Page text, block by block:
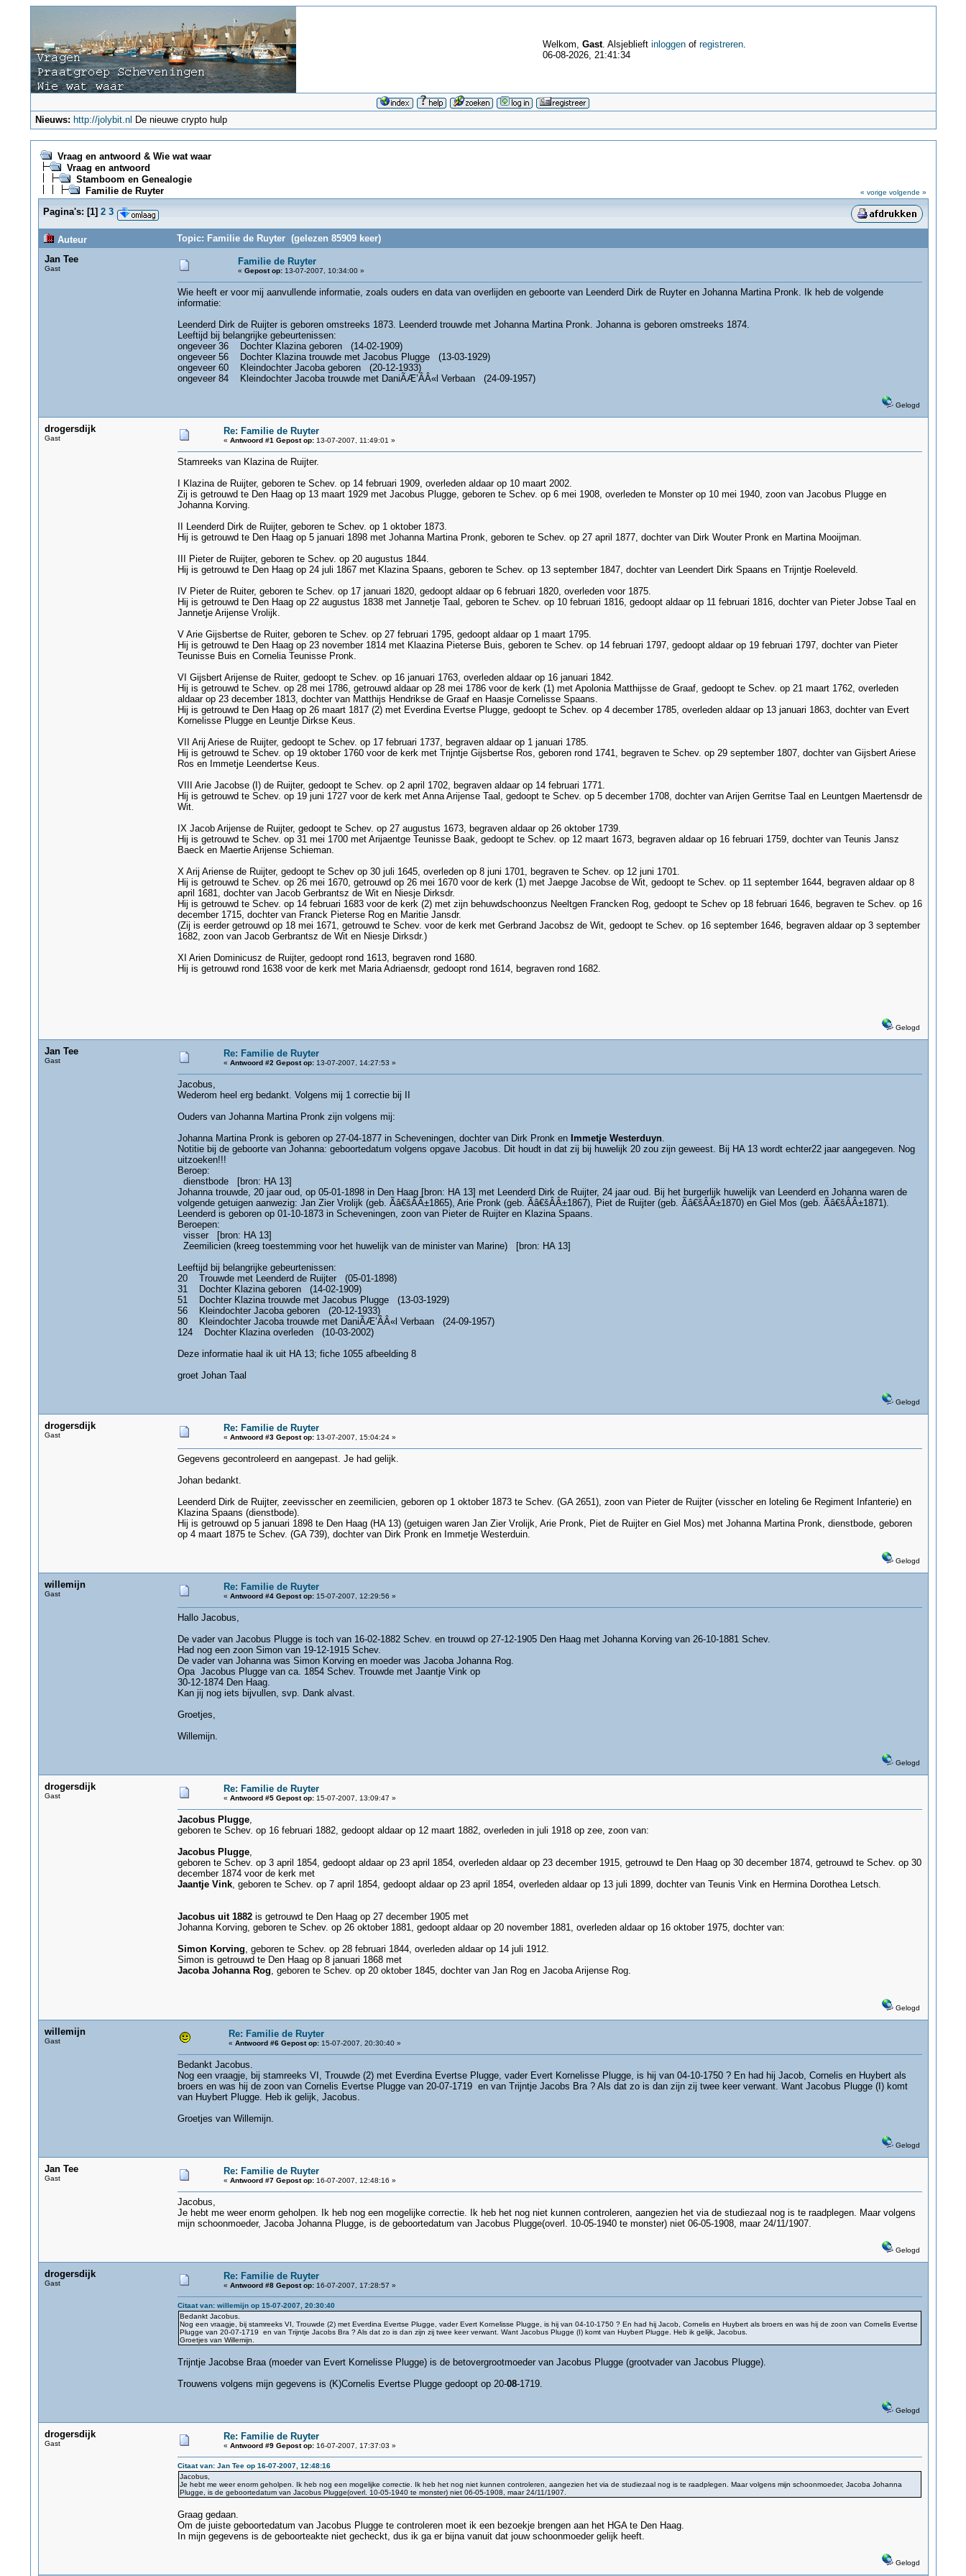
Welkom, Gast. Alsjeblieft inloggenof registreren.
06-08-2026, 21:41:34
Nieuws: http://jolybit.nl De nieuwe crypto hulp
Vraag en antwoord & Wie wat waar
Vraag en antwoord
Stamboom en Genealogie
Familie de Ruyter
« vorige volgende »
Pagina's: [1] 2 3
Auteur
Topic: Familie de Ruyter (gelezen 85909 keer)
Jan Tee
Gast
Familie de Ruyter
« Gepost op:13-07-2007, 10:34:00 »
Wie heeft er voor mij aanvullende informatie, zoals ouders en data van overlijden en geboorte van Leenderd Dirk de Ruyter en Johanna Martina Pronk. Ik heb de volgende
informatie:
Leenderd Dirk de Ruijter is geboren omstreeks 1873. Leenderd trouwde met Johanna Martina Pronk. Johanna is geboren omstreeks 1874.
Leeftijd bij belangrijke gebeurtenissen:
ongeveer 36 Dochter Klazina geboren (14-02-1909)
ongeveer 56 Dochter Klazina trouwde met Jacobus Plugge (13-03-1929)
ongeveer 60 Kleindochter Jacoba geboren (20-12-1933)
ongeveer 84 Kleindochter Jacoba trouwde met DaniÃÆ’ÂÂ«l Verbaan (24-09-1957)
Gelogd
drogersdijk
Gast
Re: Familie de Ruyter
« Antwoord #1 Gepost op:13-07-2007, 11:49:01 »
Stamreeks van Klazina de Ruijter.
I Klazina de Ruijter, geboren te Schev. op 14 februari 1909, overleden aldaar op 10 maart 2002.
Zij is getrouwd te Den Haag op 13 maart 1929 met Jacobus Plugge, geboren te Schev. op 6 mei 1908, overleden te Monster op 10 mei 1940, zoon van Jacobus Plugge en
Johanna Korving.
II Leenderd Dirk de Ruijter, geboren te Schev. op 1 oktober 1873.
Hij is getrouwd te Den Haag op 5 januari 1898 met Johanna Martina Pronk, geboren te Schev. op 27 april 1877, dochter van Dirk Wouter Pronk en Martina Mooijman.
III Pieter de Ruijter, geboren te Schev. op 20 augustus 1844.
Hij is getrouwd te Den Haag op 24 juli 1867 met Klazina Spaans, geboren te Schev. op 13 september 1847, dochter van Leendert Dirk Spaans en Trijntje Roeleveld.
IV Pieter de Ruiter, geboren te Schev. op 17 januari 1820, gedoopt aldaar op 6 februari 1820, overleden voor 1875.
Hij is getrouwd te Den Haag op 22 augustus 1838 met Jannetje Taal, geboren te Schev. op 10 februari 1816, gedoopt aldaar op 11 februari 1816, dochter van Pieter Jobse Taal en
Jannetje Arijense Vrolijk.
V Arie Gijsbertse de Ruiter, geboren te Schev. op 27 februari 1795, gedoopt aldaar op 1 maart 1795.
Hij is getrouwd te Den Haag op 23 november 1814 met Klaazina Pieterse Buis, geboren te Schev. op 14 februari 1797, gedoopt aldaar op 19 februari 1797, dochter van Pieter
Teunisse Buis en Cornelia Teunisse Pronk.
VI Gijsbert Arijense de Ruiter, gedoopt te Schev. op 16 januari 1763, overleden aldaar op 16 januari 1842.
Hij is getrouwd te Schev. op 28 mei 1786, getrouwd aldaar op 28 mei 1786 voor de kerk (1) met Apolonia Matthijsse de Graaf, gedoopt te Schev. op 21 maart 1762, overleden
aldaar op 23 december 1813, dochter van Matthijs Hendrikse de Graaf en Haasje Cornelisse Spaans.
Hij is getrouwd te Den Haag op 26 maart 1817 (2) met Everdina Evertse Plugge, gedoopt te Schev. op 4 december 1785, overleden aldaar op 13 januari 1863, dochter van Evert
Kornelisse Plugge en Leuntje Dirkse Keus.
VII Arij Ariese de Ruijter, gedoopt te Schev. op 17 februari 1737, begraven aldaar op 1 januari 1785.
Hij is getrouwd te Schev. op 19 oktober 1760 voor de kerk met Trijntje Gijsbertse Ros, geboren rond 1741, begraven te Schev. op 29 september 1807, dochter van Gijsbert Ariese
Ros en Immetje Leendertse Keus.
VIII Arie Jacobse (I) de Ruijter, gedoopt te Schev. op 2 april 1702, begraven aldaar op 14 februari 1771.
Hij is getrouwd te Schev. op 19 juni 1727 voor de kerk met Anna Arijense Taal, gedoopt te Schev. op 5 december 1708, dochter van Arijen Gerritse Taal en Leuntgen Maertensdr de
Wit.
IX Jacob Arijense de Ruijter, gedoopt te Schev. op 27 augustus 1673, begraven aldaar op 26 oktober 1739.
Hij is getrouwd te Schev. op 31 mei 1700 met Arijaentge Teunisse Baak, gedoopt te Schev. op 12 maart 1673, begraven aldaar op 16 februari 1759, dochter van Teunis Jansz
Baeck en Maertie Arijense Schieman.
X Arij Ariense de Ruijter, gedoopt te Schev op 30 juli 1645, overleden op 8 juni 1701, begraven te Schev. op 12 juni 1701.
Hij is getrouwd te Schev. op 26 mei 1670, getrouwd op 26 mei 1670 voor de kerk (1) met Jaepge Jacobse de Wit, gedoopt te Schev. op 11 september 1644, begraven aldaar op 8
april 1681, dochter van Jacob Gerbrantsz de Wit en Niesje Dirksdr.
Hij is getrouwd te Schev. op 14 februari 1683 voor de kerk (2) met zijn behuwdschoonzus Neeltgen Francken Rog, gedoopt te Schev op 18 februari 1646, begraven te Schev. op 16
december 1715, dochter van Franck Pieterse Rog en Maritie Jansdr.
(Zij is eerder getrouwd op 18 mei 1671, getrouwd te Schev. voor de kerk met Gerbrand Jacobsz de Wit, gedoopt te Schev. op 16 september 1646, begraven aldaar op 3 september
1682, zoon van Jacob Gerbrantsz de Wit en Niesje Dirksdr.)
XI Arien Dominicusz de Ruijter, gedoopt rond 1613, begraven rond 1680.
Hij is getrouwd rond 1638 voor de kerk met Maria Adriaensdr, gedoopt rond 1614, begraven rond 1682.
Gelogd
Jan Tee
Gast
Re: Familie de Ruyter
« Antwoord #2 Gepost op:13-07-2007, 14:27:53 »
Jacobus,
Wederom heel erg bedankt. Volgens mij 1 correctie bij II
Ouders van Johanna Martina Pronk zijn volgens mij:
Johanna Martina Pronk is geboren op 27-04-1877 in Scheveningen, dochter van Dirk Pronk en Immetje Westerduyn.
Notitie bij de geboorte van Johanna: geboortedatum volgens opgave Jacobus. Dit houdt in dat zij bij huwelijk 20 zou zijn geweest. Bij HA 13 wordt echter22 jaar aangegeven. Nog
uitzoeken!!!
Beroep:
dienstbode [bron: HA 13]
Johanna trouwde, 20 jaar oud, op 05-01-1898 in Den Haag [bron: HA 13] met Leenderd Dirk de Ruijter, 24 jaar oud. Bij het burgerlijk huwelijk van Leenderd en Johanna waren de
volgende getuigen aanwezig: Jan Zier Vrolijk (geb. Ãâ€šÂÂ±1865), Arie Pronk (geb. Ãâ€šÂÂ±1867), Piet de Ruijter (geb. Ãâ€šÂÂ±1870) en Giel Mos (geb. Ãâ€šÂÂ±1871).
Leenderd is geboren op 01-10-1873 in Scheveningen, zoon van Pieter de Ruijter en Klazina Spaans.
Beroepen:
visser [bron: HA 13]
Zeemilicien (kreeg toestemming voor het huwelijk van de minister van Marine) [bron: HA 13]
Leeftijd bij belangrijke gebeurtenissen:
20 Trouwde met Leenderd de Ruijter (05-01-1898)
31 Dochter Klazina geboren (14-02-1909)
51 Dochter Klazina trouwde met Jacobus Plugge (13-03-1929)
56 Kleindochter Jacoba geboren (20-12-1933)
80 Kleindochter Jacoba trouwde met DaniÃÆ’ÂÂ«l Verbaan (24-09-1957)
124 Dochter Klazina overleden (10-03-2002)
Deze informatie haal ik uit HA 13; fiche 1055 afbeelding 8
groet Johan Taal
Gelogd
drogersdijk
Gast
Re: Familie de Ruyter
« Antwoord #3 Gepost op:13-07-2007, 15:04:24 »
Gegevens gecontroleerd en aangepast. Je had gelijk.
Johan bedankt.
Leenderd Dirk de Ruijter, zeevisscher en zeemilicien, geboren op 1 oktober 1873 te Schev. (GA 2651), zoon van Pieter de Ruijter (visscher en loteling 6e Regiment Infanterie) en
Klazina Spaans (dienstbode).
Hij is getrouwd op 5 januari 1898 te Den Haag (HA 13) (getuigen waren Jan Zier Vrolijk, Arie Pronk, Piet de Ruijter en Giel Mos) met Johanna Martina Pronk, dienstbode, geboren
op 4 maart 1875 te Schev. (GA 739), dochter van Dirk Pronk en Immetje Westerduin.
Gelogd
willemijn
Gast
Re: Familie de Ruyter
« Antwoord #4 Gepost op:15-07-2007, 12:29:56 »
Hallo Jacobus,
De vader van Jacobus Plugge is toch van 16-02-1882 Schev. en trouwd op 27-12-1905 Den Haag met Johanna Korving van 26-10-1881 Schev.
Had nog een zoon Simon van 19-12-1915 Schev.
De vader van Johanna was Simon Korving en moeder was Jacoba Johanna Rog.
Opa Jacobus Plugge van ca. 1854 Schev. Trouwde met Jaantje Vink op
30-12-1874 Den Haag.
Kan jij nog iets bijvullen, svp. Dank alvast.
Groetjes,
Willemijn.
Gelogd
drogersdijk
Gast
Re: Familie de Ruyter
« Antwoord #5 Gepost op:15-07-2007, 13:09:47 »
Jacobus Plugge,
geboren te Schev. op 16 februari 1882, gedoopt aldaar op 12 maart 1882, overleden in juli 1918 op zee, zoon van:
Jacobus Plugge,
geboren te Schev. op 3 april 1854, gedoopt aldaar op 23 april 1854, overleden aldaar op 23 december 1915, getrouwd te Den Haag op 30 december 1874, getrouwd te Schev. op 30
december 1874 voor de kerk met
Jaantje Vink, geboren te Schev. op 7 april 1854, gedoopt aldaar op 23 april 1854, overleden aldaar op 13 juli 1899, dochter van Teunis Vink en Hermina Dorothea Letsch.
Jacobus uit 1882 is getrouwd te Den Haag op 27 december 1905 met
Johanna Korving, geboren te Schev. op 26 oktober 1881, gedoopt aldaar op 20 november 1881, overleden aldaar op 16 oktober 1975, dochter van:
Simon Korving, geboren te Schev. op 28 februari 1844, overleden aldaar op 14 juli 1912.
Simon is getrouwd te Den Haag op 8 januari 1868 met
Jacoba Johanna Rog, geboren te Schev. op 20 oktober 1845, dochter van Jan Rog en Jacoba Arijense Rog.
Gelogd
willemijn
Gast
Re: Familie de Ruyter
« Antwoord #6 Gepost op:15-07-2007, 20:30:40 »
Bedankt Jacobus.
Nog een vraagje, bij stamreeks VI, Trouwde (2) met Everdina Evertse Plugge, vader Evert Kornelisse Plugge, is hij van 04-10-1750 ? En had hij Jacob, Cornelis en Huybert als
broers en was hij de zoon van Cornelis Evertse Plugge van 20-07-1719 en van Trijntje Jacobs Bra ? Als dat zo is dan zijn zij twee keer verwant. Want Jacobus Plugge (I) komt
van Huybert Plugge. Heb ik gelijk, Jacobus.
Groetjes van Willemijn.
Gelogd
Jan Tee
Gast
Re: Familie de Ruyter
« Antwoord #7 Gepost op:16-07-2007, 12:48:16 »
Jacobus,
Je hebt me weer enorm geholpen. Ik heb nog een mogelijke correctie. Ik heb het nog niet kunnen controleren, aangezien het via de studiezaal nog is te raadplegen. Maar volgens
mijn schoonmoeder, Jacoba Johanna Plugge, is de geboortedatum van Jacobus Plugge(overl. 10-05-1940 te monster) niet 06-05-1908, maar 24/11/1907.
Gelogd
drogersdijk
Gast
Re: Familie de Ruyter
« Antwoord #8 Gepost op:16-07-2007, 17:28:57 »
Citaat van: willemijn op 15-07-2007, 20:30:40
Bedankt Jacobus.
Nog een vraagje, bij stamreeks VI, Trouwde (2) met Everdina Evertse Plugge, vader Evert Kornelisse Plugge, is hij van 04-10-1750 ? En had hij Jacob, Cornelis en Huybert als broers en was hij de zoon van Cornelis Evertse
Plugge van 20-07-1719 en van Trijntje Jacobs Bra ? Als dat zo is dan zijn zij twee keer verwant. Want Jacobus Plugge (I) komt van Huybert Plugge. Heb ik gelijk, Jacobus.
Groetjes van Willemijn.
Trijntje Jacobse Braa (moeder van Evert Kornelisse Plugge) is de betovergrootmoeder van Jacobus Plugge (grootvader van Jacobus Plugge).
Trouwens volgens mijn gegevens is (K)Cornelis Evertse Plugge gedoopt op 20-08-1719.
Gelogd
drogersdijk
Gast
Re: Familie de Ruyter
« Antwoord #9 Gepost op:16-07-2007, 17:37:03 »
Citaat van: Jan Tee op 16-07-2007, 12:48:16
Jacobus,
Je hebt me weer enorm geholpen. Ik heb nog een mogelijke correctie. Ik heb het nog niet kunnen controleren, aangezien het via de studiezaal nog is te raadplegen. Maar volgens mijn schoonmoeder, Jacoba Johanna
Plugge, is de geboortedatum van Jacobus Plugge(overl. 10-05-1940 te monster) niet 06-05-1908, maar 24/11/1907.
Graag gedaan.
Om de juiste geboortedatum van Jacobus Plugge te controleren moet ik een bezoekje brengen aan het HGA te Den Haag.
In mijn gegevens is de geboorteakte niet gecheckt, dus ik ga er bijna vanuit dat jouw schoonmoeder gelijk heeft.
Gelogd